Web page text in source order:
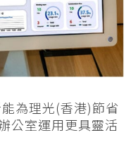
為理光(香港)節省
公室運用更具靈活